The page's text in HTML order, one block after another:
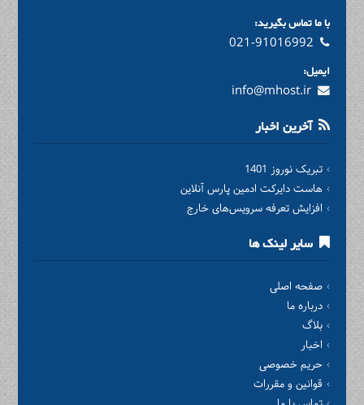
با ما تماس بگیرید:
021-91016992
ایمیل:
info@mhost.ir
آخرین اخبار
تبریک نوروز 1401
هاست دایرکت ادمین پارس آنلاین
افزایش تعرفه سرویس‌های خارج
سایر لینک ها
صفحه اصلی
درباره ما
بلاگ
اخبار
حریم خصوصی
قوانین و مقررات